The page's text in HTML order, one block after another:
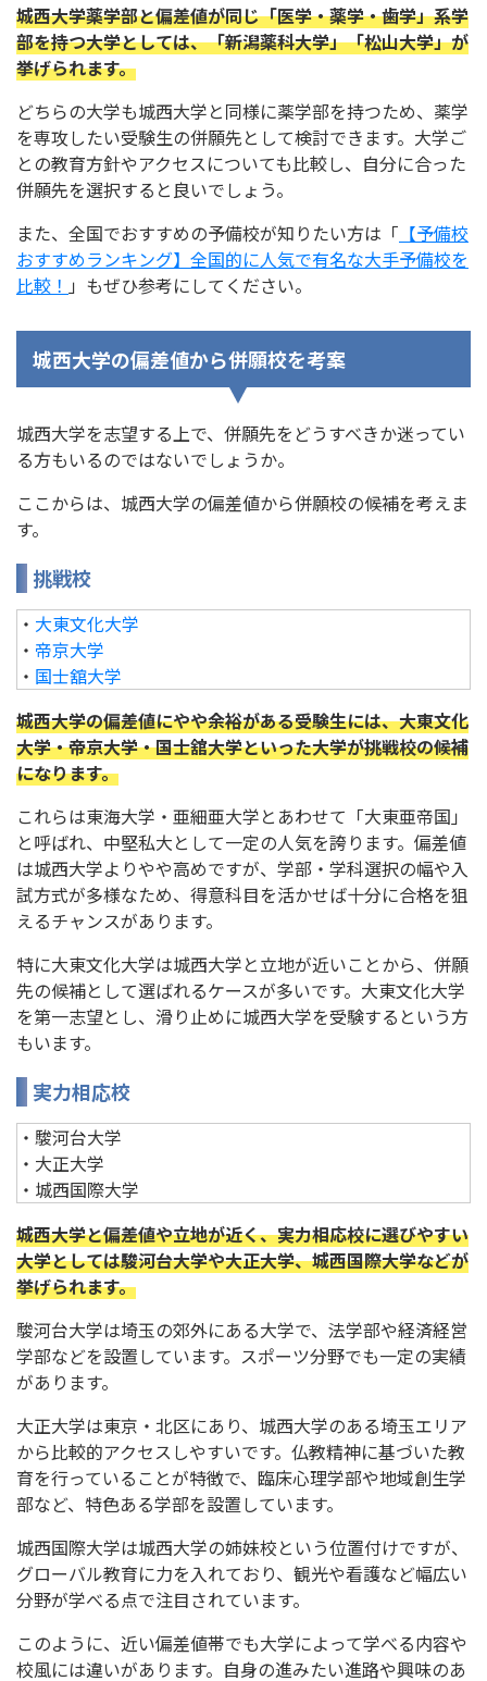
城西大学薬学部と偏差値が同じ「医学・薬学・歯学」系学
部を持つ大学としては、「新潟薬科大学」「松山大学」が
挙げられます。
どちらの大学も城西大学と同様に薬学部を持つため、薬学
を専攻したい受験生の併願先として検討できます。大学ご
との教育方針やアクセスについても比較し、自分に合った
併願先を選択すると良いでしょう。
また、全国でおすすめの予備校が知りたい方は「 【予備校
おすすめランキング】全国的に人気で有名な大手予備校を
比較！ 」もぜひ参考にしてください。
城西大学の偏差値から併願校を考案
城西大学を志望する上で、併願先をどうすべきか迷ってい
る方もいるのではないでしょうか。
ここからは、城西大学の偏差値から併願校の候補を考えま
す。
挑戦校
・ 大東文化大学
・ 帝京大学
・ 国士舘大学
城西大学の偏差値にやや余裕がある受験生には、大東文化
大学・帝京大学・国士舘大学といった大学が挑戦校の候補
になります。
これらは東海大学・亜細亜大学とあわせて「大東亜帝国」
と呼ばれ、中堅私大として一定の人気を誇ります。偏差値
は城西大学よりやや高めですが、学部・学科選択の幅や入
試方式が多様なため、得意科目を活かせば十分に合格を狙
えるチャンスがあります。
特に大東文化大学は城西大学と立地が近いことから、併願
先の候補として選ばれるケースが多いです。大東文化大学
を第一志望とし、滑り止めに城西大学を受験するという方
もいます。
実力相応校
・駿河台大学
・大正大学
・城西国際大学
城西大学と偏差値や立地が近く、実力相応校に選びやすい
大学としては駿河台大学や大正大学、城西国際大学などが
挙げられます。
駿河台大学は埼玉の郊外にある大学で、法学部や経済経営
学部などを設置しています。スポーツ分野でも一定の実績
があります。
大正大学は東京・北区にあり、城西大学のある埼玉エリア
から比較的アクセスしやすいです。仏教精神に基づいた教
育を行っていることが特徴で、臨床心理学部や地域創生学
部など、特色ある学部を設置しています。
城西国際大学は城西大学の姉妹校という位置付けですが、
グローバル教育に力を入れており、観光や看護など幅広い
分野が学べる点で注目されています。
このように、近い偏差値帯でも大学によって学べる内容や
校風には違いがあります。自身の進みたい進路や興味のあ